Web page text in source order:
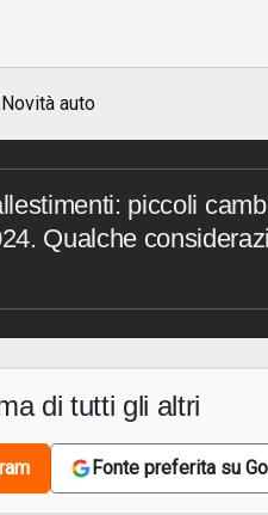
Novità auto
piccoli
Qualche
di tutti gli altri
Fonte preferita su